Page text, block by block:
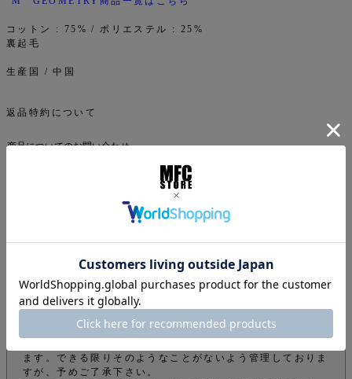
コットン : 75% / ポリエステル : 25%
裏起毛
生産国 / 中国
返品特約について
商品についてのお問い合わせ
ご注文について
下記注意事項をお読みになってから商品のご購入手続きをお
願い致します。
info@mfc-store.com から確認メールが届きます。 迷惑
メールフィルターの設定をされている場合は 受信可能設定
オンラインショップの商品は実店舗でも販売しているため、
ます。できる限りそのようなことがないよう管理しておりま
すが、予めご了承下さい。